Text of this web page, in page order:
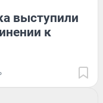
выступили
к